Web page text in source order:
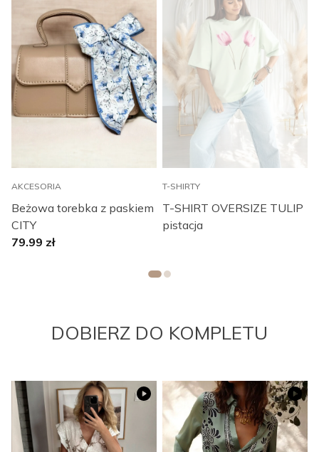
AKCESORIA
Beżowa torebka z paskiem
CITY
79.99 zł
T-SHIRTY
T-SHIRT OVERSIZE TULIP
pistacja
DOBIERZ DO KOMPLETU